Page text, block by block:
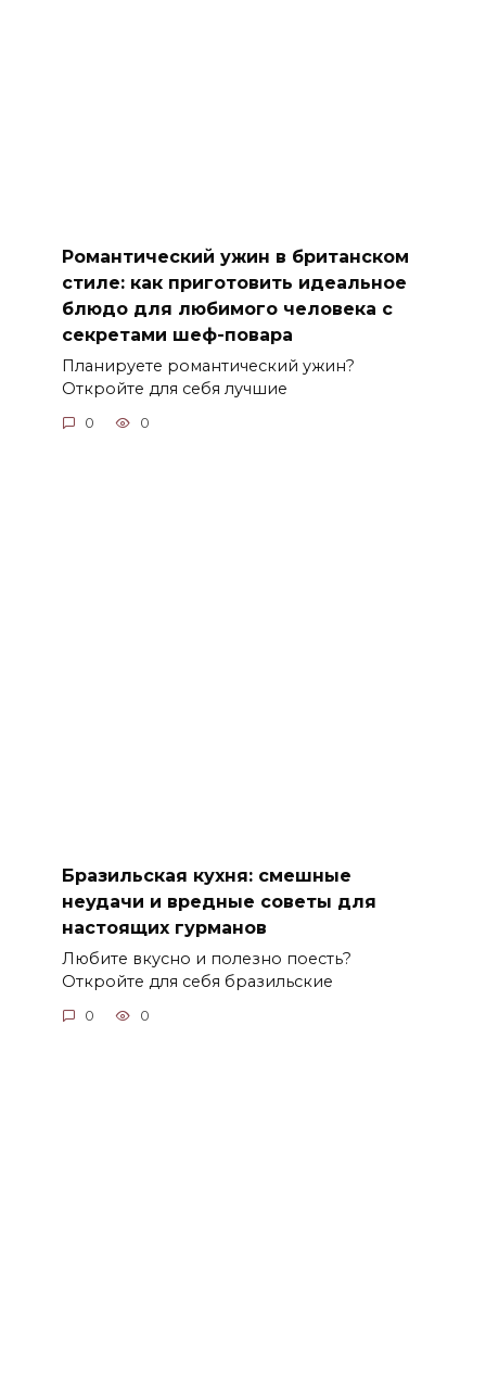
Романтический ужин в британском
стиле: как приготовить идеальное
блюдо для любимого человека с
секретами шеф-повара
Планируете романтический ужин?
Откройте для себя лучшие
0 0
Бразильская кухня: смешные
неудачи и вредные советы для
настоящих гурманов
Любите вкусно и полезно поесть?
Откройте для себя бразильские
0 0